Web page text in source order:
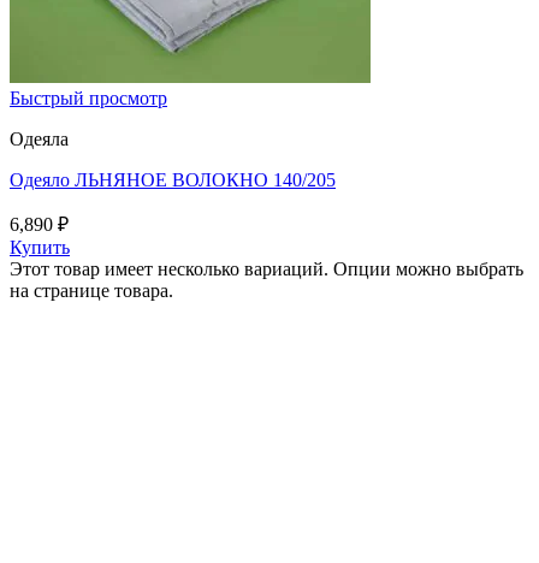
Быстрый просмотр
Одеяла
Одеяло ЛЬНЯНОЕ ВОЛОКНО 140/205
6,890 ₽
Купить
Этот товар имеет несколько вариаций. Опции можно выбрать
на странице товара.